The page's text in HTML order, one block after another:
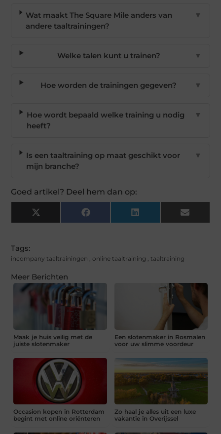
Wat maakt The Square Mile anders van
andere taaltrainingen?
▼
Welke talen kunt u trainen? ▼
Hoe worden de trainingen gegeven? ▼
Hoe wordt bepaald welke training u nodig
heeft?
▼
Is een taaltraining op maat geschikt voor
mijn branche?
▼
Goed artikel? Deel hem dan op:
X
(Twitter)
Facebook LinkedIn Email
Tags:
incompany taaltrainingen , online taaltraining , taaltraining
Meer Berichten
Maak je huis veilig met de
juiste slotenmaker
Een slotenmaker in Rosmalen
voor uw slimme voordeur
Occasion kopen in Rotterdam
begint met online oriënteren
Zo haal je alles uit een luxe
vakantie in Overijssel